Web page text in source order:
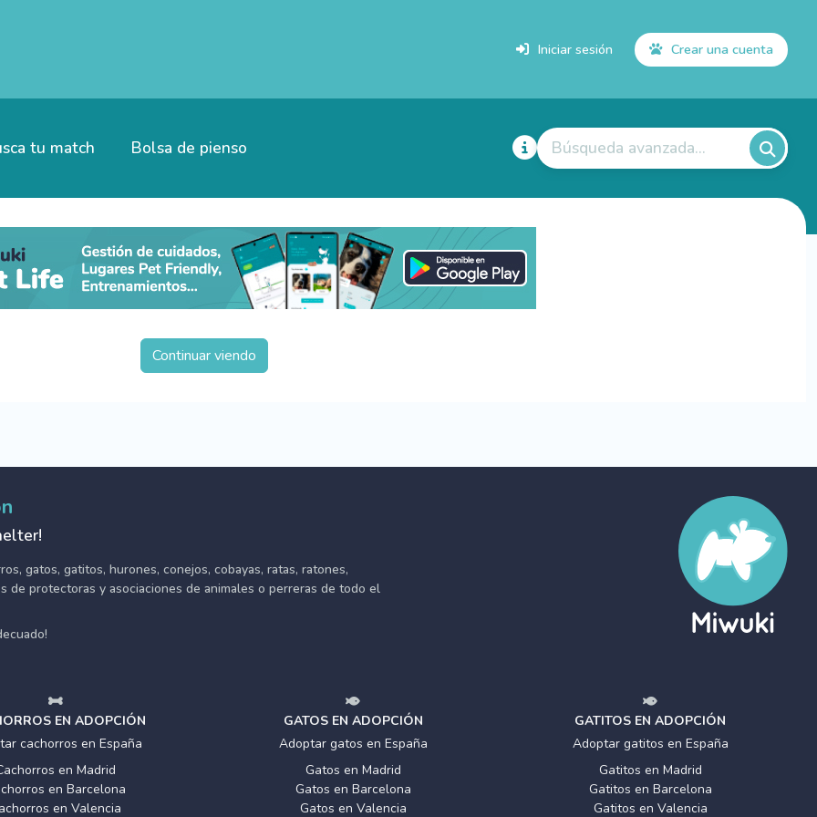
Iniciar sesión Crear una cuenta
tu match Bolsa de pienso Búsqueda avanzada...
Continuar viendo
gatos, gatitos, hurones, conejos, cobayas, ratas, ratones,
de protectoras y asociaciones de animales o perreras de todo el
EN ADOPCIÓN
cachorros en España
en Madrid
en Barcelona
en Valencia
GATOS EN ADOPCIÓN
Adoptar gatos en España
Gatos en Madrid
Gatos en Barcelona
Gatos en Valencia
GATITOS EN ADOPCIÓN
Adoptar gatitos en España
Gatitos en Madrid
Gatitos en Barcelona
Gatitos en Valencia